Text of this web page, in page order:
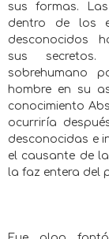
sus formas.
dentro de los
desconocidos
sus
sobrehumano
hombre en su
conocimiento
ocurriría
desconocidas e
el causante de
la faz entera del